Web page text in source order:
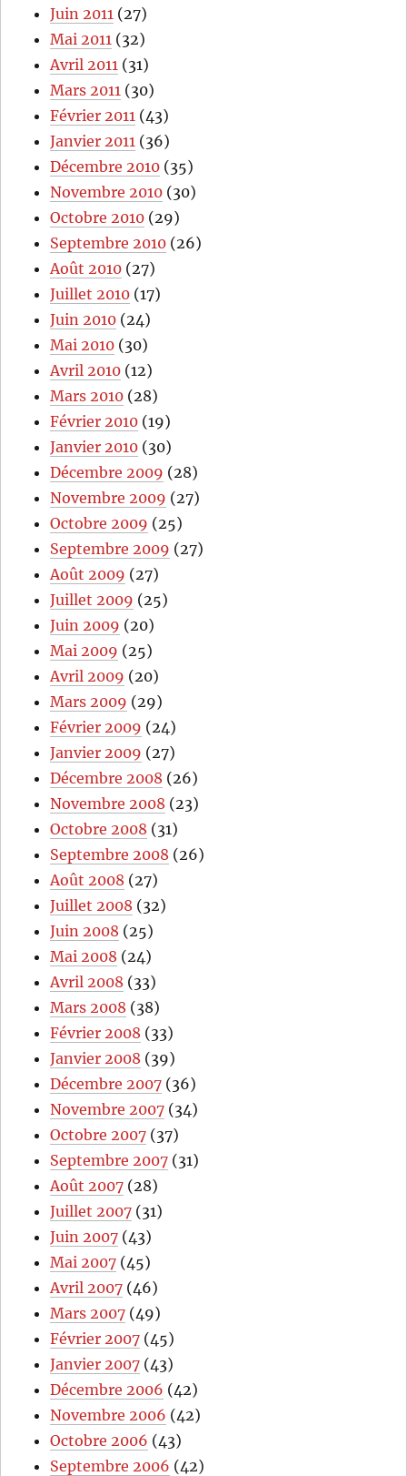
Juin 2011 (27)
Mai 2011 (32)
Avril 2011 (31)
Mars 2011 (30)
Février 2011 (43)
Janvier 2011 (36)
Décembre 2010 (35)
Novembre 2010 (30)
Octobre 2010 (29)
Septembre 2010 (26)
Août 2010 (27)
Juillet 2010 (17)
Juin 2010 (24)
Mai 2010 (30)
Avril 2010 (12)
Mars 2010 (28)
Février 2010 (19)
Janvier 2010 (30)
Décembre 2009 (28)
Novembre 2009 (27)
Octobre 2009 (25)
Septembre 2009 (27)
Août 2009 (27)
Juillet 2009 (25)
Juin 2009 (20)
Mai 2009 (25)
Avril 2009 (20)
Mars 2009 (29)
Février 2009 (24)
Janvier 2009 (27)
Décembre 2008 (26)
Novembre 2008 (23)
Octobre 2008 (31)
Septembre 2008 (26)
Août 2008 (27)
Juillet 2008 (32)
Juin 2008 (25)
Mai 2008 (24)
Avril 2008 (33)
Mars 2008 (38)
Février 2008 (33)
Janvier 2008 (39)
Décembre 2007 (36)
Novembre 2007 (34)
Octobre 2007 (37)
Septembre 2007 (31)
Août 2007 (28)
Juillet 2007 (31)
Juin 2007 (43)
Mai 2007 (45)
Avril 2007 (46)
Mars 2007 (49)
Février 2007 (45)
Janvier 2007 (43)
Décembre 2006 (42)
Novembre 2006 (42)
Octobre 2006 (43)
Septembre 2006 (42)